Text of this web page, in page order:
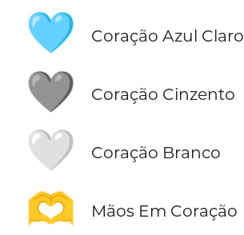
🩵 Coração Azul Claro
🩶 Coração Cinzento
🤍 Coração Branco
🫶 Mãos Em Coração